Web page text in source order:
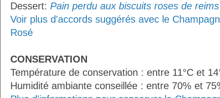
Dessert: Pain perdu aux biscuits roses de reims
Voir plus d'accords suggérés avec le
Rosé
CONSERVATION
Température de conservation : entre 11°C et
Humidité ambiante conseillée : entre 70% et